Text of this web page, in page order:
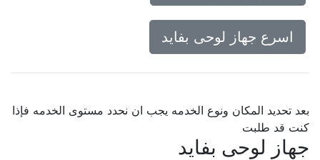
اسرع جهاز لوحى بفايد
بعد تحديد المكان ونوع الخدمه يجب ان نحدد مستوى الخدمه فإذا
كنت قد طلبت
جهاز لوحى بفايد